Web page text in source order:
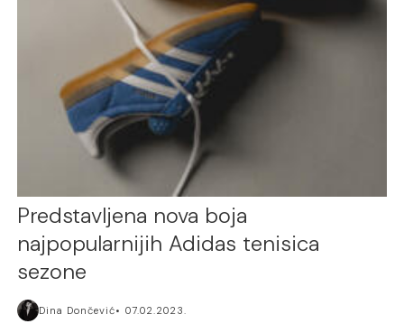
Predstavljena nova boja
najpopularnijih Adidas tenisica
sezone
Dina Dončević 07.02.2023.